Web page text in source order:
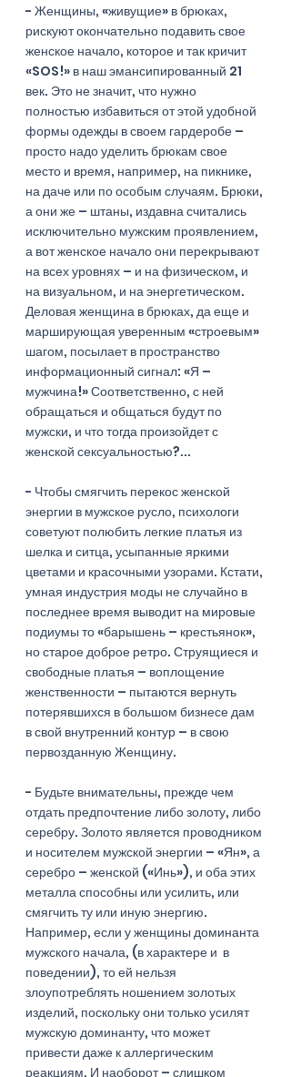
- Женщины, «живущие» в брюках,
рискуют окончательно подавить свое
женское начало, которое и так кричит
«SOS!» в наш эмансипированный 21
век. Это не значит, что нужно
полностью избавиться от этой удобной
формы одежды в своем гардеробе –
просто надо уделить брюкам свое
место и время, например, на пикнике,
на даче или по особым случаям. Брюки,
а они же – штаны, издавна считались
исключительно мужским проявлением,
а вот женское начало они перекрывают
на всех уровнях – и на физическом, и
на визуальном, и на энергетическом.
Деловая женщина в брюках, да еще и
марширующая уверенным «строевым»
шагом, посылает в пространство
информационный сигнал: «Я –
мужчина!» Соответственно, с ней
обращаться и общаться будут по
мужски, и что тогда произойдет с
женской сексуальностью?...
- Чтобы смягчить перекос женской
энергии в мужское русло, психологи
советуют полюбить легкие платья из
шелка и ситца, усыпанные яркими
цветами и красочными узорами. Кстати,
умная индустрия моды не случайно в
последнее время выводит на мировые
подиумы то «барышень – крестьянок»,
но старое доброе ретро. Струящиеся и
свободные платья – воплощение
женственности – пытаются вернуть
потерявшихся в большом бизнесе дам
в свой внутренний контур – в свою
первозданную Женщину.
- Будьте внимательны, прежде чем
отдать предпочтение либо золоту, либо
серебру. Золото является проводником
и носителем мужской энергии – «Ян», а
серебро – женской («Инь»), и оба этих
металла способны или усилить, или
смягчить ту или иную энергию.
Например, если у женщины доминанта
мужского начала, (в характере и  в
поведении), то ей нельзя
злоупотреблять ношением золотых
изделий, поскольку они только усилят
мужскую доминанту, что может
привести даже к аллергическим
реакциям. И наоборот – слишком